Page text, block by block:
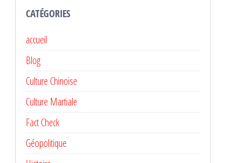
CATÉGORIES
accueil
Blog
Culture Chinoise
Culture Martiale
Fact Check
Géopolitique